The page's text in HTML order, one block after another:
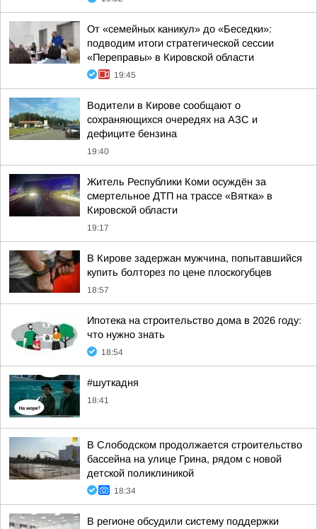
От «семейных каникул» до «Беседки»:
подводим итоги стратегической сессии
«Переправы» в Кировской области
19:45
Водители в Кирове сообщают о
сохраняющихся очередях на АЗС и
дефиците бензина
19:40
Житель Республики Коми осуждён за
смертельное ДТП на трассе «Вятка» в
Кировской области
19:17
В Кирове задержан мужчина, попытавшийся
купить болторез по цене плоскогубцев
18:57
Ипотека на строительство дома в 2026 году:
что нужно знать
18:54
#шуткадня
18:41
В Слободском продолжается строительство
бассейна на улице Грина, рядом с новой
детской поликлиникой
18:34
В регионе обсудили систему поддержки